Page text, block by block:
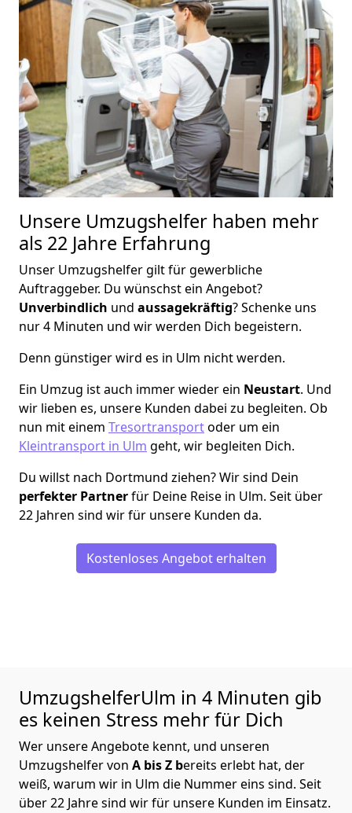
Unsere Umzugshelfer haben mehr
als 22 Jahre Erfahrung
Unser Umzugshelfer gilt für gewerbliche
Auftraggeber. Du wünschst ein Angebot?
Unverbindlich und aussagekräftig? Schenke uns
nur 4 Minuten und wir werden Dich begeistern.
Denn günstiger wird es in Ulm nicht werden.
Ein Umzug ist auch immer wieder ein Neustart. Und
wir lieben es, unsere Kunden dabei zu begleiten. Ob
nun mit einem Tresortransportoder um ein
Kleintransport in Ulm geht, wir begleiten Dich.
Du willst nach Dortmund ziehen? Wir sind Dein
perfekter Partnerfür Deine Reise in Ulm. Seit über
22 Jahren sind wir für unsere Kunden da.
Kostenloses Angebot erhalten
UmzugshelferUlm in 4 Minuten gib
es keinen Stress mehr für Dich
Wer unsere Angebote kennt, und unseren
Umzugshelfer von A bis Z bereits erlebt hat, der
weiß, warum wir in Ulm die Nummer eins sind. Seit
über 22 Jahre sind wir für unsere Kunden im Einsatz.